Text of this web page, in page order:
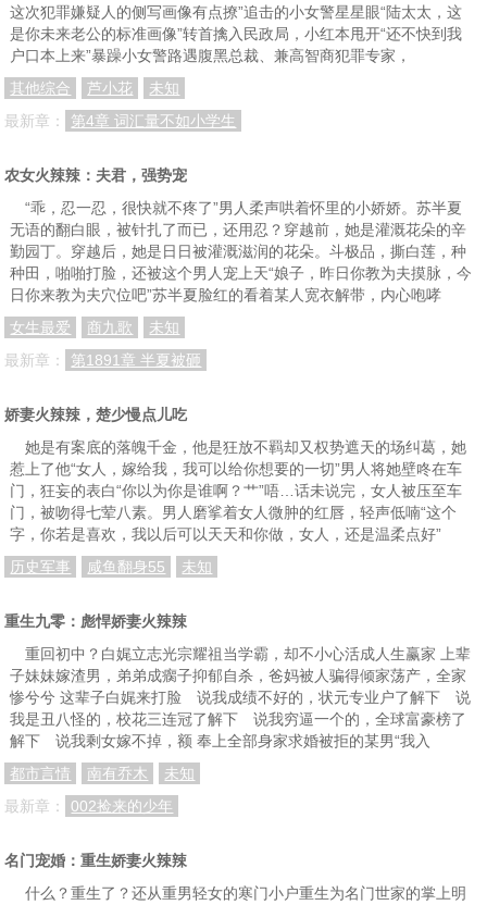
这次犯罪嫌疑人的侧写画像有点撩”追击的小女警星星眼“陆太太，这
是你未来老公的标准画像”转首擒入民政局，小红本甩开“还不快到我
户口本上来”暴躁小女警路遇腹黑总裁、兼高智商犯罪专家，
其他综合
芦小花
未知
最新章：
第4章 词汇量不如小学生
农女火辣辣：夫君，强势宠
“乖，忍一忍，很快就不疼了”男人柔声哄着怀里的小娇娇。苏半夏
无语的翻白眼，被针扎了而已，还用忍？穿越前，她是灌溉花朵的辛
勤园丁。穿越后，她是日日被灌溉滋润的花朵。斗极品，撕白莲，种
种田，啪啪打脸，还被这个男人宠上天“娘子，昨日你教为夫摸脉，今
日你来教为夫穴位吧”苏半夏脸红的看着某人宽衣解带，内心咆哮
女生最爱
商九歌
未知
最新章：
第1891章 半夏被砸
娇妻火辣辣，楚少慢点儿吃
她是有案底的落魄千金，他是狂放不羁却又权势遮天的场纠葛，她
惹上了他“女人，嫁给我，我可以给你想要的一切”男人将她壁咚在车
门，狂妄的表白“你以为你是谁啊？艹”唔…话未说完，女人被压至车
门，被吻得七荤八素。男人磨挲着女人微肿的红唇，轻声低喃“这个
字，你若是喜欢，我以后可以天天和你做，女人，还是温柔点好”
历史军事
咸鱼翻身55 未知
重生九零：彪悍娇妻火辣辣
重回初中？白娓立志光宗耀祖当学霸，却不小心活成人生赢家 上辈
子妹妹嫁渣男，弟弟成瘸子抑郁自杀，爸妈被人骗得倾家荡产，全家
惨兮兮 这辈子白娓来打脸 说我成绩不好的，状元专业户了解下 说
我是丑八怪的，校花三连冠了解下 说我穷逼一个的，全球富豪榜了
解下 说我剩女嫁不掉，额 奉上全部身家求婚被拒的某男“我入
都市言情
南有乔木
未知
最新章：
002捡来的少年
名门宠婚：重生娇妻火辣辣
什么？重生了？还从重男轻女的寒门小户重生为名门世家的掌上明